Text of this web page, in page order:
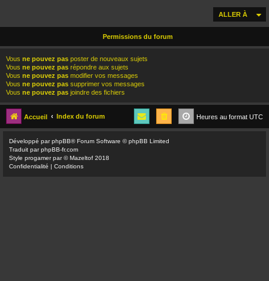
ALLER À
Permissions du forum
Vous ne pouvez pas poster de nouveaux sujets
Vous ne pouvez pas répondre aux sujets
Vous ne pouvez pas modifier vos messages
Vous ne pouvez pas supprimer vos messages
Vous ne pouvez pas joindre des fichiers
Accueil Index du forum Heures au format UTC
Développé parphpBB® Forum Software © phpBB Limited
Traduit parphpBB-fr.com
Style progamerpar ©Mazeltof 2018
Confidentialité | Conditions